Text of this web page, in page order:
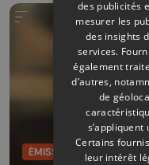
ÉMISSIONS
des publicités
mesurer les
des insights
services.
également
d’autres,
de
Certains
leur intérêt